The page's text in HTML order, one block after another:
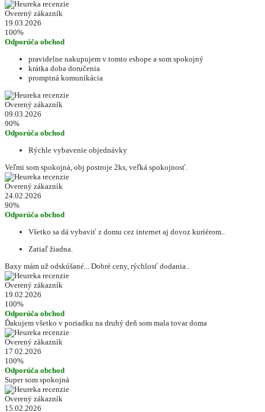
Overený zákazník
19.03.2026
100%
Odporúča obchod
pravidelne nakupujem v tomto eshope a som spokojný
krátka doba doručenia
promptná komunikácia
Overený zákazník
09.03.2026
90%
Odporúča obchod
Rýchle vybavenie objednávky
Veľmi som spokojná, obj postroje 2ks, veľká spokojnosť.
Overený zákazník
24.02.2026
90%
Odporúča obchod
Všetko sa dá vybaviť z domu cez internet aj dovoz kuriérom..
Zatiaľ žiadna.
Baxy mám už odskúšané... Dobré ceny, rýchlosť dodania..
Overený zákazník
19.02.2026
100%
Odporúča obchod
Ďakujem všetko v poriadku na druhý deň som mala tovar doma
Overený zákazník
17.02.2026
100%
Odporúča obchod
Super som spokojná
Overený zákazník
15.02.2026